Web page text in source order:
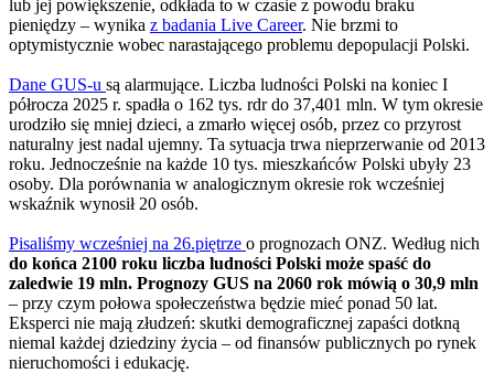
lub jej powiększenie, odkłada to w czasie z powodu braku
pieniędzy – wynika z badania Live Career. Nie brzmi to
optymistycznie wobec narastającego problemu depopulacji Polski.
Dane GUS-u są alarmujące. Liczba ludności Polski na koniec I
półrocza 2025 r. spadła o 162 tys. rdr do 37,401 mln. W tym okresie
urodziło się mniej dzieci, a zmarło więcej osób, przez co przyrost
naturalny jest nadal ujemny. Ta sytuacja trwa nieprzerwanie od 2013
roku. Jednocześnie na każde 10 tys. mieszkańców Polski ubyły 23
osoby. Dla porównania w analogicznym okresie rok wcześniej
wskaźnik wynosił 20 osób.
Pisaliśmy wcześniej na 26.piętrze o prognozach ONZ. Według nich
do końca 2100 roku liczba ludności Polski może spaść do
zaledwie 19 mln. Prognozy GUS na 2060 rok mówią o 30,9 mln
– przy czym połowa społeczeństwa będzie mieć ponad 50 lat.
Eksperci nie mają złudzeń: skutki demograficznej zapaści dotkną
niemal każdej dziedziny życia – od finansów publicznych po rynek
nieruchomości i edukację.